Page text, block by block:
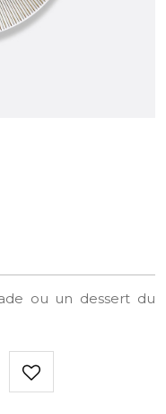
ou un dessert du